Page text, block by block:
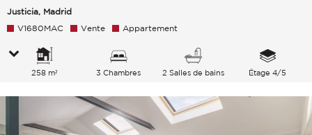
Justicia, Madrid
V1680MAC Vente Appartement
258 m² 3 Chambres 2 Salles de bains Étage 4/5